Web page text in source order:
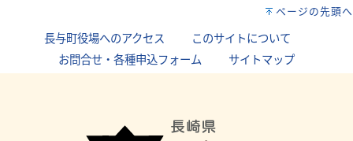
ページの先頭へ
長与町役場へのアクセス このサイトについて
お問合せ・各種申込フォーム
サイトマップ